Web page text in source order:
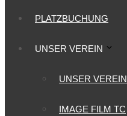
PLATZBUCHUNG
UNSER VEREIN
UNSER VEREIN
IMAGE FILM TC